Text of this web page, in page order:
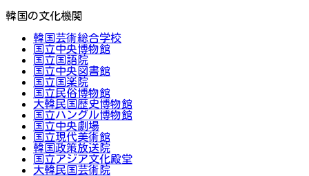
韓国の文化機関
韓国芸術総合学校
国立中央博物館
国立国語院
国立中央図書館
国立国楽院
国立民俗博物館
大韓民国歴史博物館
国立ハングル博物館
国立中央劇場
国立現代美術館
韓国政策放送院
国立アジア文化殿堂
大韓民国芸術院